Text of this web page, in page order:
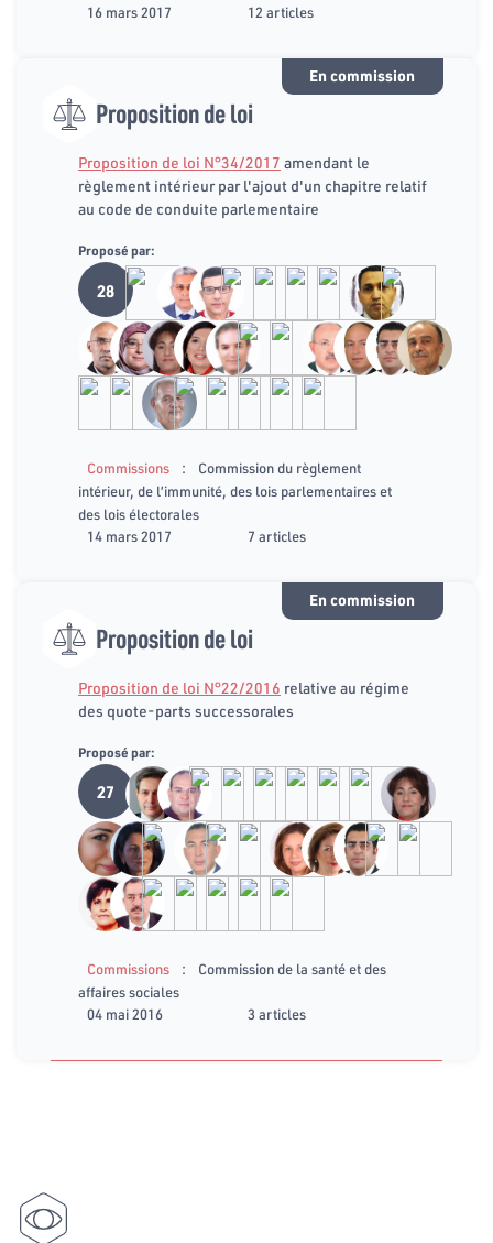
16 mars 2017
12 articles
En commission
Proposition de loi
Proposition de loi N°34/2017 amendant le
règlement intérieur par l'ajout d'un chapitre relatif
au code de conduite parlementaire
Proposé par:
28
Commissions :
Commission du règlement
intérieur, de l’immunité, des lois parlementaires et
des lois électorales
14 mars 2017
7 articles
En commission
Proposition de loi
Proposition de loi N°22/2016 relative au régime
des quote-parts successorales
Proposé par:
27
Commissions :
Commission de la santé et des
affaires sociales
04 mai 2016
3 articles